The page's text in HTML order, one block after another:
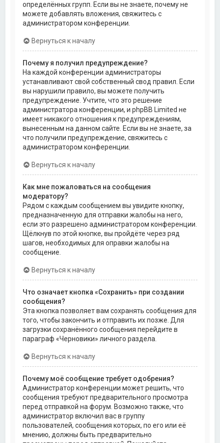
определённых групп. Если вы не знаете, почему не
можете добавлять вложения, свяжитесь с
администратором конференции.
Вернуться к началу
Почему я получил предупреждение?
На каждой конференции администраторы
устанавливают свой собственный свод правил. Если
вы нарушили правило, вы можете получить
предупреждение. Учтите, что это решение
администратора конференции, и phpBB Limited не
имеет никакого отношения к предупреждениям,
вынесенным на данном сайте. Если вы не знаете, за
что получили предупреждение, свяжитесь с
администратором конференции.
Вернуться к началу
Как мне пожаловаться на сообщения
модератору?
Рядом с каждым сообщением вы увидите кнопку,
предназначенную для отправки жалобы на него,
если это разрешено администратором конференции.
Щёлкнув по этой кнопке, вы пройдёте через ряд
шагов, необходимых для оправки жалобы на
сообщение.
Вернуться к началу
Что означает кнопка «Сохранить» при создании
сообщения?
Эта кнопка позволяет вам сохранять сообщения для
того, чтобы закончить и отправить их позже. Для
загрузки сохранённого сообщения перейдите в
параграф «Черновики» личного раздела.
Вернуться к началу
Почему моё сообщение требует одобрения?
Администратор конференции может решить, что
сообщения требуют предварительного просмотра
перед отправкой на форум. Возможно также, что
администратор включил вас в группу
пользователей, сообщения которых, по его или её
мнению, должны быть предварительно